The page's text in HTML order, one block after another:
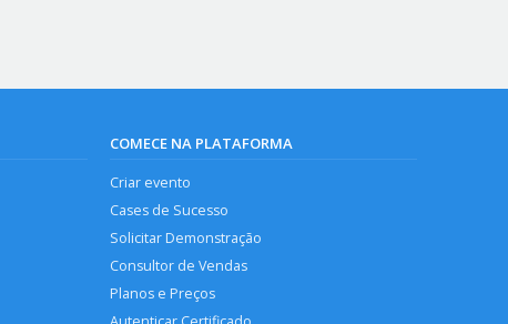
COMECE NA PLATAFORMA
Criar evento
Cases de Sucesso
Solicitar Demonstração
Consultor de Vendas
Planos e Preços